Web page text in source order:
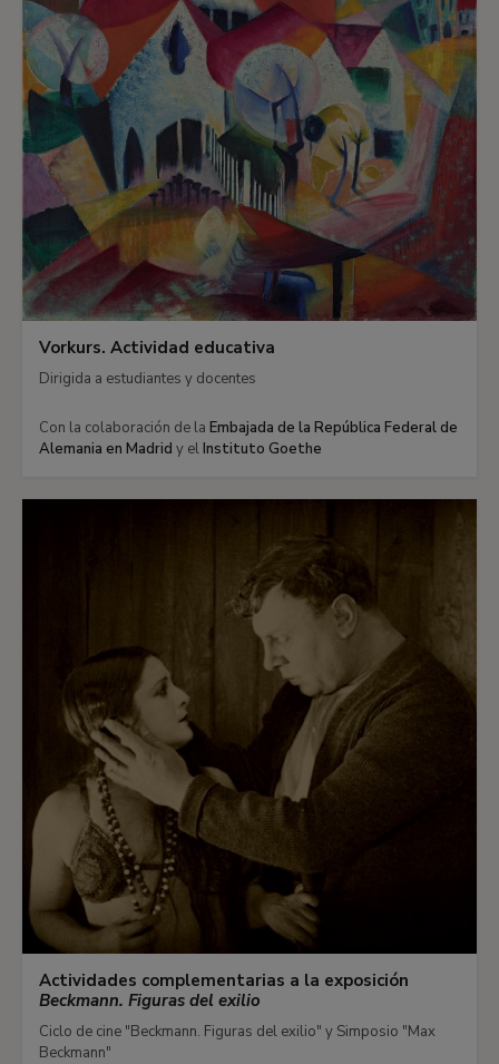
Vorkurs. Actividad educativa
Dirigida a estudiantes y docentes
Con la colaboración de la Embajada de la República Federal de
Alemania en Madrid y elInstituto Goethe
Actividades complementarias a la exposición
Beckmann. Figuras del exilio
Ciclo de cine "Beckmann. Figuras del exilio" y Simposio "Max
Beckmann"